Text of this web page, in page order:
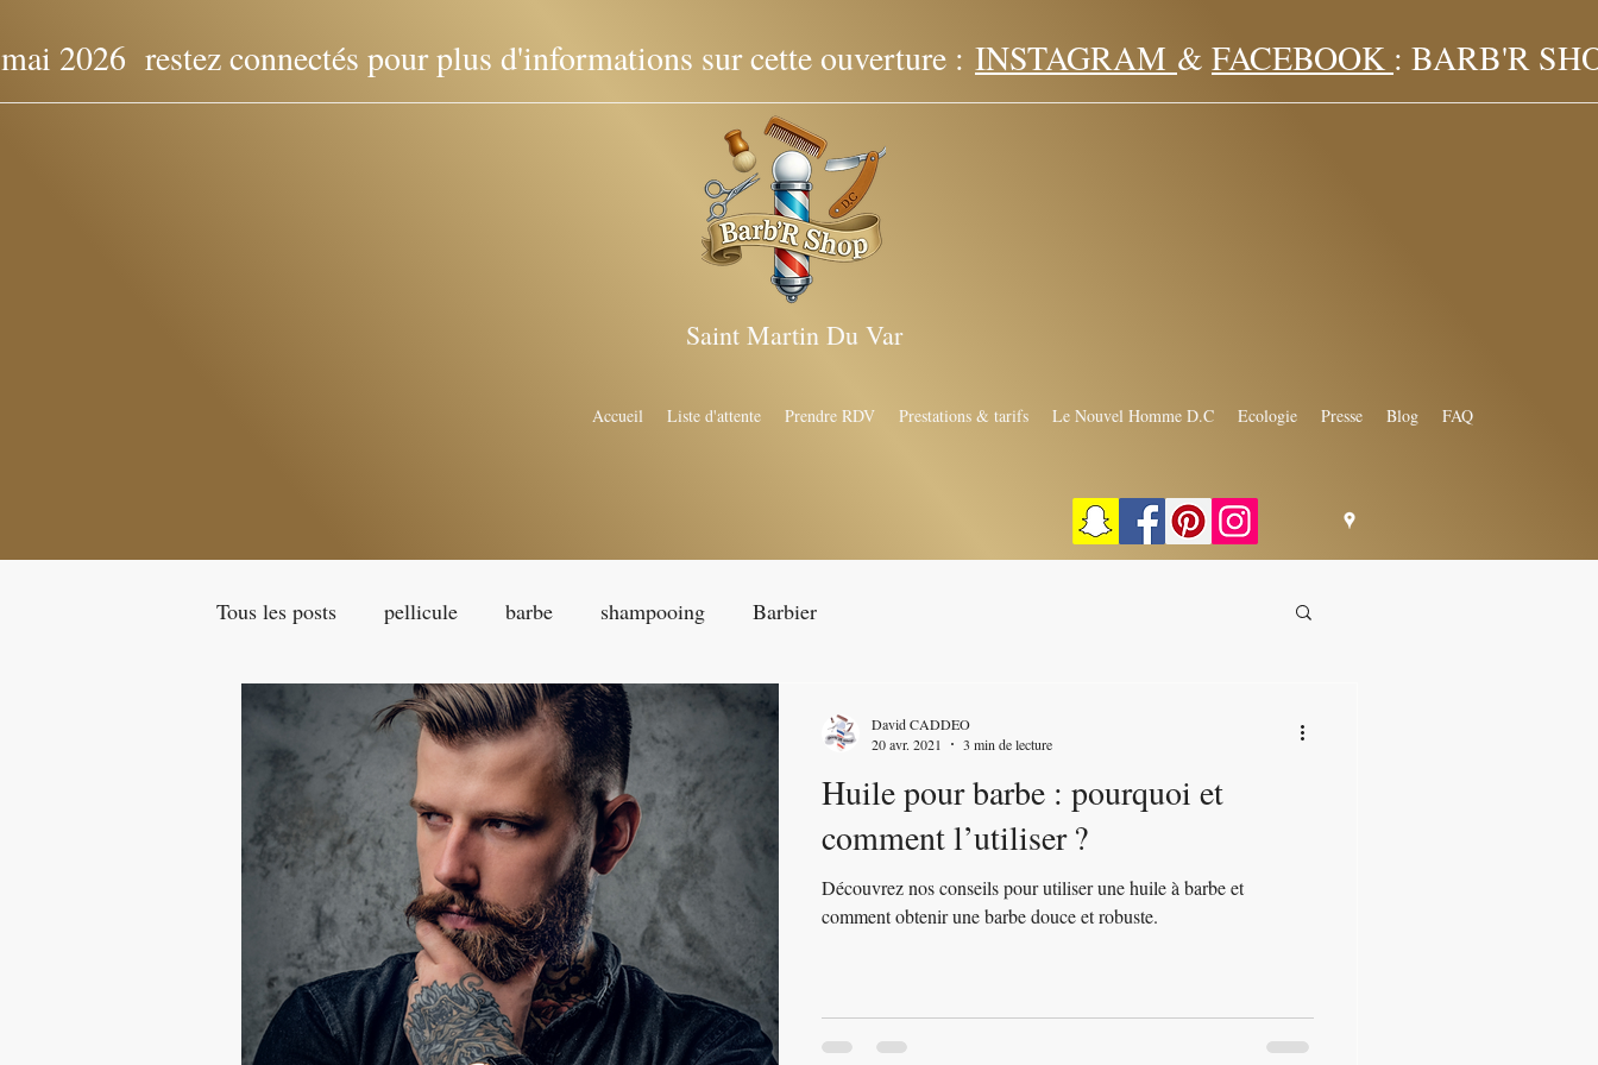
Saint Martin Du Var
Accueil Liste d'attente Prendre RDV Prestations & tarifs Le Nouvel Homme D.C Ecologie Presse Blog FAQ
2026 restez connectés pour plus d'informations sur cette ouverture : INSTAGRAM & FACEBOOK : BARB'R
Tous les posts pellicule barbe shampooing Barbier
Huile pour barbe : pourquoi et
comment l’utiliser ?
Découvrez nos conseils pour utiliser une huile à barbe et
comment obtenir une barbe douce et robuste.
David CADDEO
20 avr. 2021
3 min de lecture